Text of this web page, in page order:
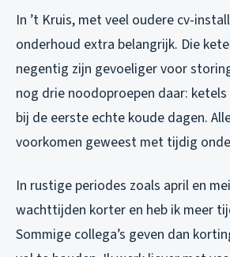
In ’t Kruis, met veel oudere cv-
onderhoud extra belangrijk. Die
negentig zijn gevoeliger voor
nog drie noodoproepen daar:
bij de eerste echte koude dagen.
voorkomen geweest met tijdig
In rustige periodes zoals april en
wachttijden korter en heb ik meer
Sommige collega’s geven dan